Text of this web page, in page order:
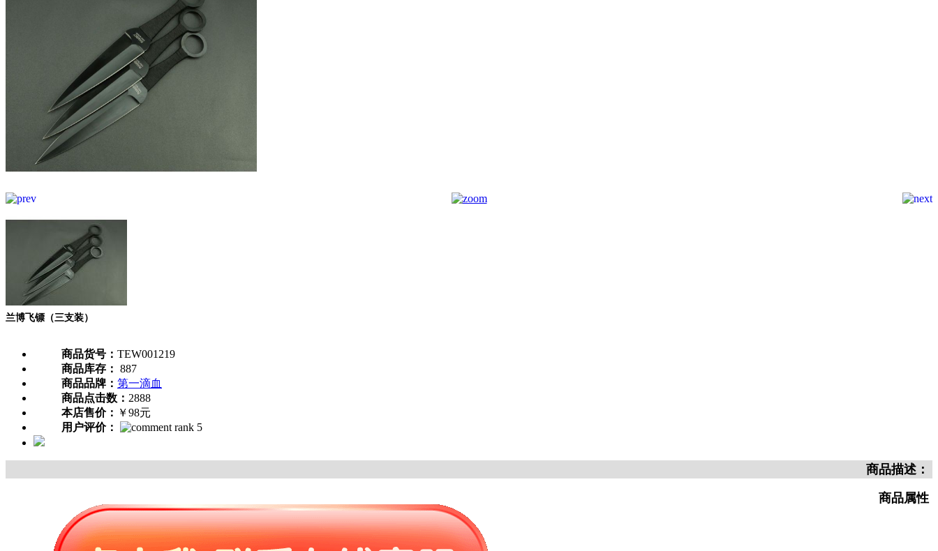
兰博飞镖（三支装）
商品货号： TEW001219
商品库存： 887
商品品牌： 第一滴血
商品点击数： 2888
本店售价： ￥98元
用户评价：
商品描述：
商品属性